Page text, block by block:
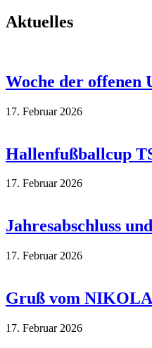
Aktuelles
Woche der offenen
17. Februar 2026
Hallenfußballcup
17. Februar 2026
Jahresabschluss
17. Februar 2026
Gruß vom
17. Februar 2026